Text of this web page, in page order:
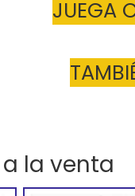
JUEGA
la venta